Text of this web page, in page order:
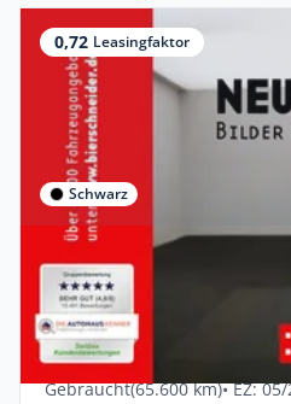
0,72 Leasingfaktor
Schwarz
Volkswagen Tiguan
AHK NAVI AREA-VIEW
Diesel •Manuell •
150 PS (110
Gebraucht(65.600 km)• EZ: